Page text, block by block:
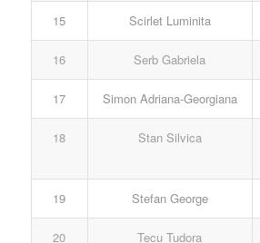
15 Scirlet Luminita
16 Serb Gabriela
17 Simon Adriana-Georgiana
18 Stan Silvica
19 Stefan George
20 Tecu Tudora